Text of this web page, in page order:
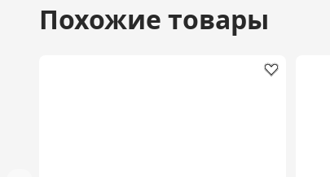
Похожие товары